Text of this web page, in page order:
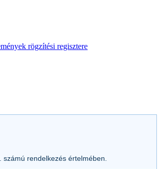
rögzítési regisztere
rendelkezés értelmében.